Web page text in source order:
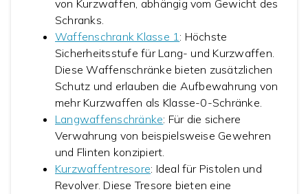
von Kurzwaffen, abhängig vom Gewicht des
Schranks.
Waffenschrank Klasse 1: Höchste
Sicherheitsstufe für Lang- und Kurzwaffen.
Diese Waffenschränke bieten zusätzlichen
Schutz und erlauben die Aufbewahrung von
mehr Kurzwaffen als Klasse-0-Schränke.
Langwaffenschränke: Für die sichere
Verwahrung von beispielsweise Gewehren
und Flinten konzipiert.
Kurzwaffentresore: Ideal für Pistolen und
Revolver. Diese Tresore bieten eine